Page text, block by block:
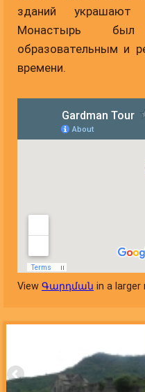
зданий украшают
Монастырь
образовательным и
времени.
View Գարդման in a larger